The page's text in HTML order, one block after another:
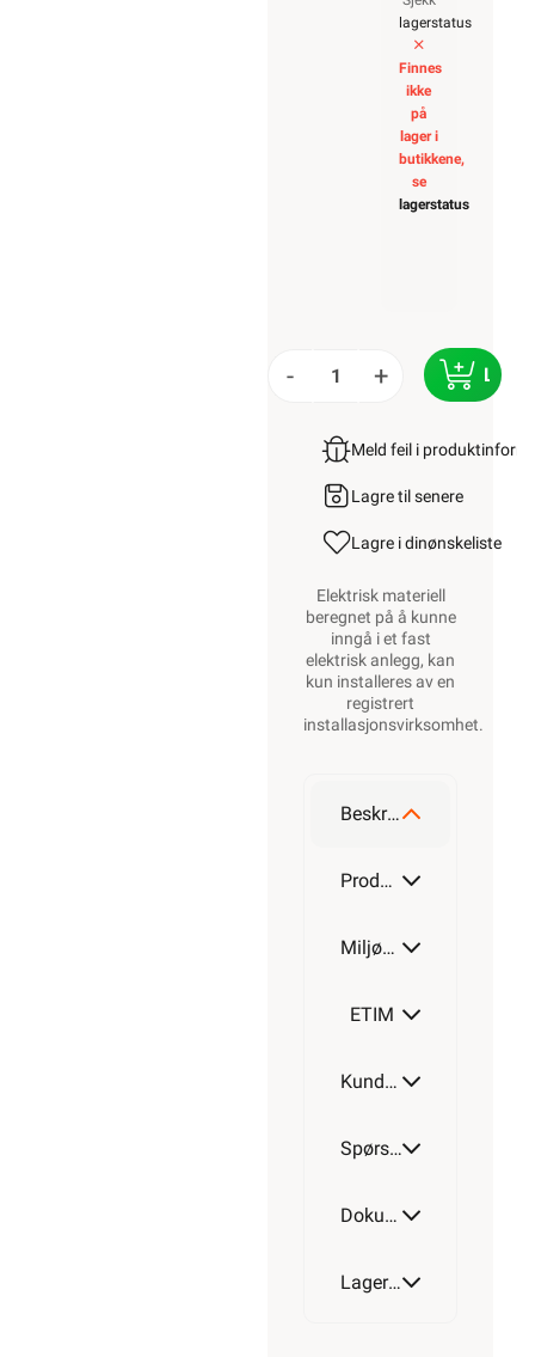
lagerstatus
Finnes
ikke
på
lager i
butikkene,
se
lagerstatus
- +
Meld feil i
Lagre til senere
Lagre i dinønskeliste
Elektrisk materiell
beregnet på å kunne
inngå i et fast
elektrisk anlegg, kan
kun installeres av en
registrert
installasjonsvirksomhet.
Beskrivelse
Produktdetaljer
Miljøparametere
ETIM
Kundeomtale
Spørsmål og svar
Dokumentasjon
Lagerstatus